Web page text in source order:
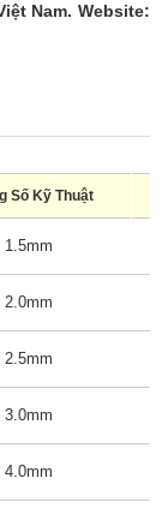
Nam. Website:
Số Kỹ Thuật
1.5mm
2.0mm
2.5mm
3.0mm
4.0mm